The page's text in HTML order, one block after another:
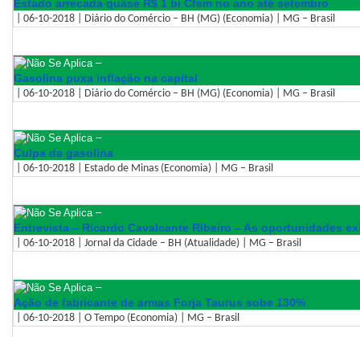
Estado arrecada quase R$ 1 bi Cfem no ano até setembro
| 06-10-2018 | Diário do Comércio – BH (MG) (Economia) | MG – Brasil
–
Gasolina puxa inflação na capital
| 06-10-2018 | Diário do Comércio – BH (MG) (Economia) | MG – Brasil
–
Culpa da gasolina
| 06-10-2018 | Estado de Minas (Economia) | MG – Brasil
–
Entrevista – Ricardo Cavalcante Ribeiro – As oportunidades
| 06-10-2018 | Jornal da Cidade – BH (Atualidade) | MG – Brasil
–
Ação de fabricante de armas Forja Taurus sobe 130%
| 06-10-2018 | O Tempo (Economia) | MG – Brasil